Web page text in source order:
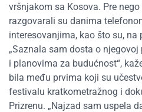
vršnjakom sa Kosova. Pre
razgovarali su danima
interesovanjima, kao što su, na
„Saznala sam dosta o
i planovima za budućnost“,
bila među prvima koji su
festivalu kratkometražnog i
Prizrenu. „Najzad sam uspela